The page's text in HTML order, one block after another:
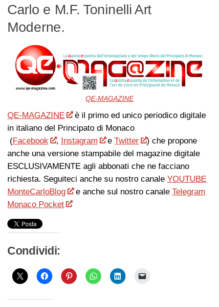
Carlo e M.F. Toninelli Art
Moderne.
QE-MAGAZINE
QE-MAGAZINE
è il primo ed unico periodico digitale
in italiano del Principato di Monaco
(Facebook , Instagram eTwitter
) che propone
anche una versione stampabile del magazine digitale
ESCLUSIVAMENTE agli abbonati che ne facciano
richiesta. Seguiteci anche su nostro canale YOUTUBE
MonteCarloBlog
e anche sul nostro canale Telegram
Monaco Pocket
Condividi: